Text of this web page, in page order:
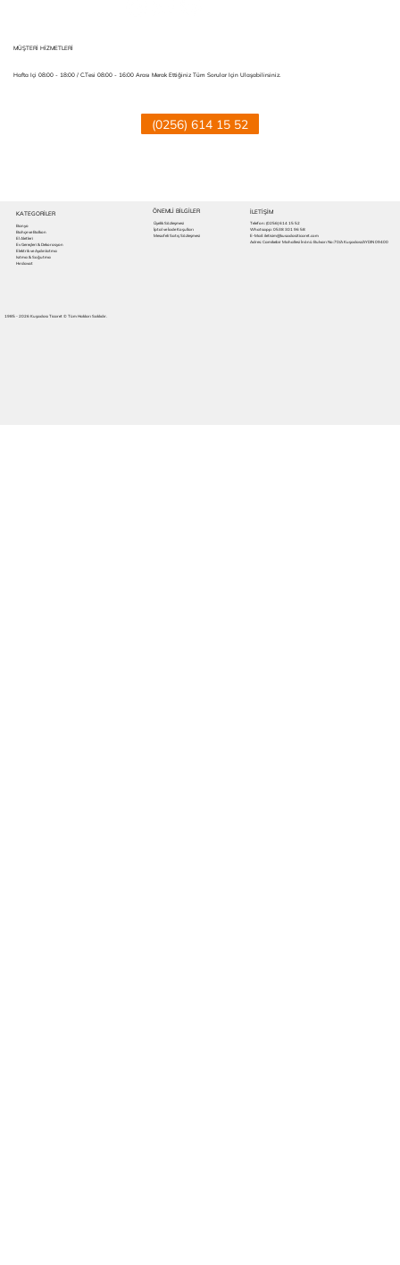
Hafta Içi 08:00 - 18:00 / C.tesi 08:00 - 16:00 Arası Merak Ettiğiniz Tüm Sorular Için Ulaşabilirsiniz.
MÜŞTERİ HİZMETLERİ
(0256) 614 15 52
KATEGORİLER
Banyo
Bahçe ve Balkon
El Aletleri
Ev Gereçleri & Dekorasyon
Elektrik ve Aydınlatma
Isıtma & Soğutma
Hırdavat
ÖNEMLİ BİLGİLER
Üyelik Sözleşmesi
İptal ve İade Koşulları
Mesafeli Satış Sözleşmesi
İLETIŞİM
Telefon: (0256) 614 15 52
Whatsapp: 0538 301 96 58
E-Mail: iletisim@kusadasiticaret.com
Adres: Camikebir Mahallesi İnönü Bulvarı No:70/A Kuşadası/AYDIN 09400
1985 - 2026 Kuşadası Ticaret © Tüm Hakları Saklıdır.